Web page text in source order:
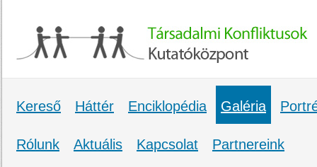
Kereső Háttér Enciklopédia Galéria
Rólunk Aktuális Kapcsolat Partnereink